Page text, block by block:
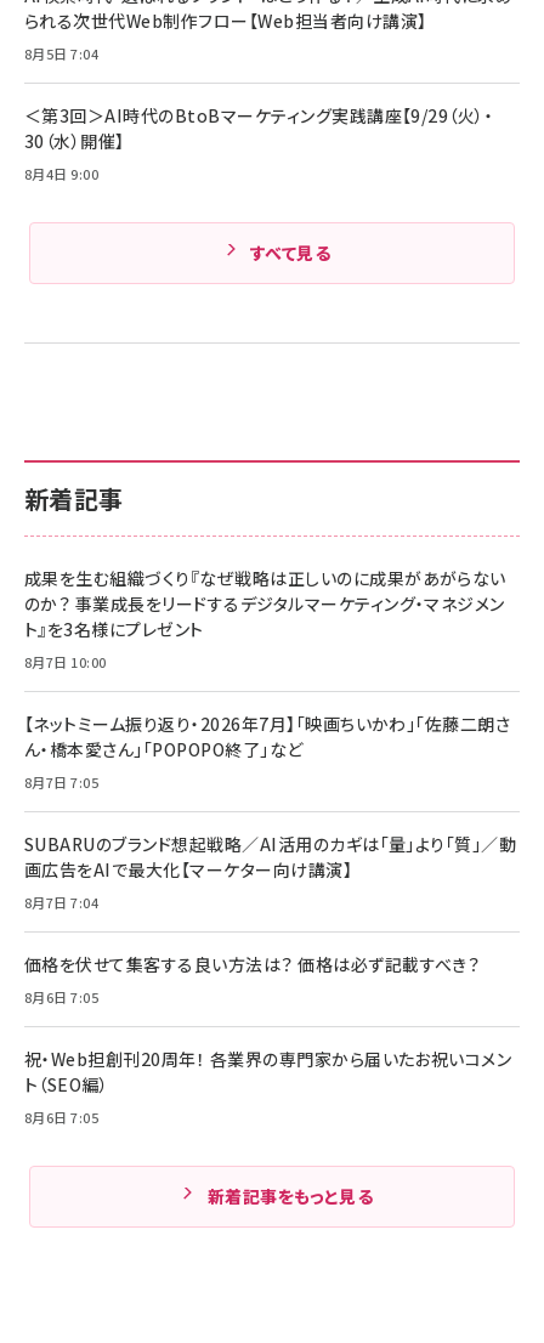
Pro/Air 各種対応 (1.8m ミッドナイトブラック)
￥1,890
新着記事
成果を生む組織づくり『なぜ戦略は正しいのに成果があがらない
のか？ 事業成長をリードするデジタルマーケティング・マネジメン
ト』を3名様にプレゼント
8月7日 10:00
【ネットミーム振り返り・2026年7月】「映画ちいかわ」「佐藤二朗さ
ん・橋本愛さん」「POPOPO終了」など
8月7日 7:05
SUBARUのブランド想起戦略／AI活用のカギは「量」より「質」／動
画広告をAIで最大化【マーケター向け講演】
8月7日 7:04
価格を伏せて集客する良い方法は？ 価格は必ず記載すべき？
8月6日 7:05
祝・Web担創刊20周年！ 各業界の専門家から届いたお祝いコメン
ト（SEO編）
8月6日 7:05
新着記事をもっと見る
られる次世代Web制作フロー【Web担当者向け講演】
8月5日 7:04
＜第3回＞AI時代のBtoBマーケティング実践講座【9/29（火）・
30（水）開催】
8月4日 9:00
すべて見る